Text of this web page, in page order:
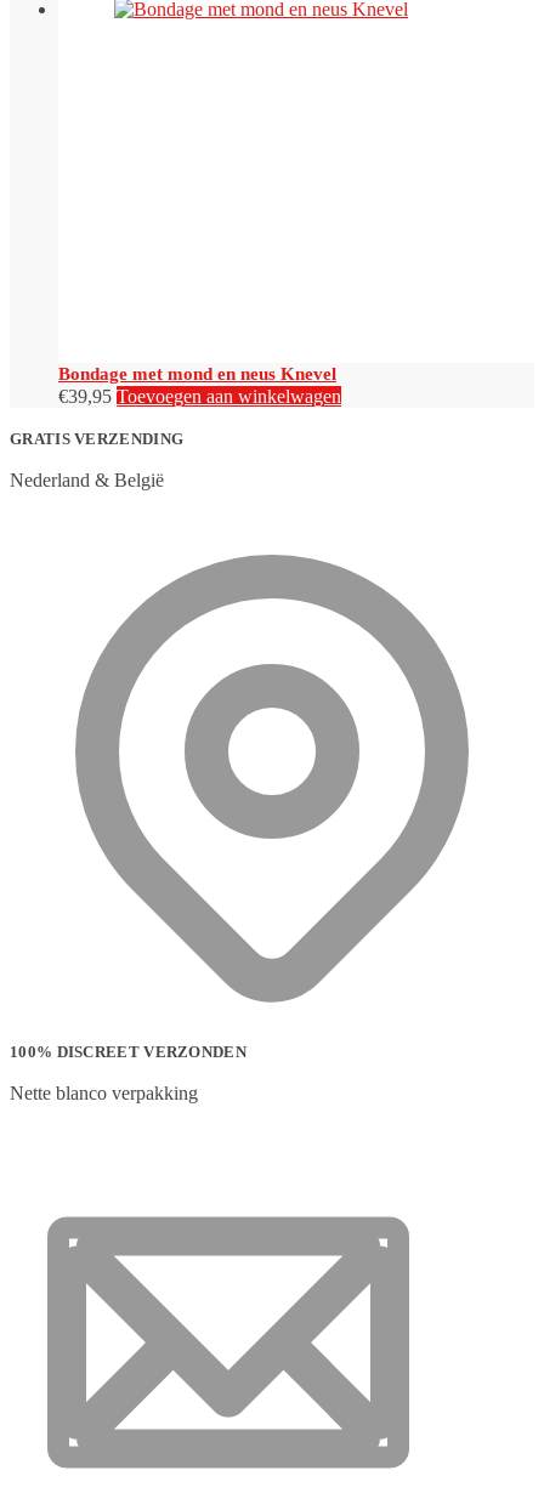
Bondage met mond en neus Knevel
€39,95 Toevoegen aan winkelwagen
GRATIS VERZENDING
Nederland & België
100% DISCREET VERZONDEN
Nette blanco verpakking